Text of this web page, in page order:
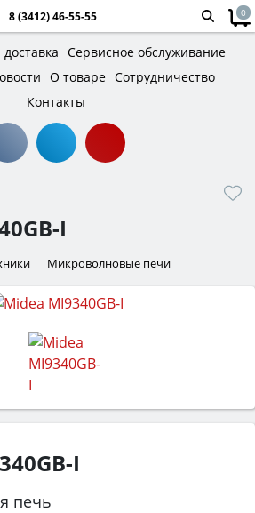
8 (3412) 46-55-55 0
Сервисное обслуживание
О товаре Сотрудничество
Контакты
I
Микроволновые печи
I
печь